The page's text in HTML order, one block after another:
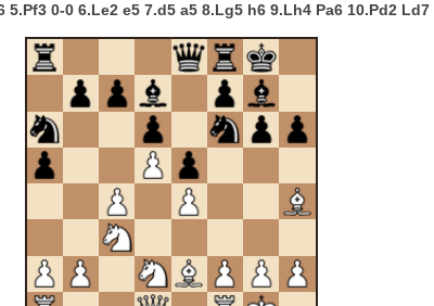
5.Pf3 0-0 6.Le2 e5 7.d5 a5 8.Lg5 h6 9.Lh4 Pa6 10.Pd2 Ld7